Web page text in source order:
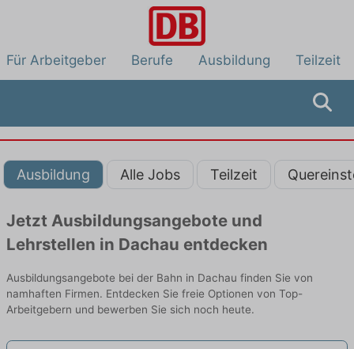
Für Arbeitgeber Berufe Ausbildung Teilzeit
Ausbildung Alle Jobs Teilzeit
Jetzt Ausbildungsangebote und
Lehrstellen in Dachau entdecken
Ausbildungsangebote bei der Bahn in Dachau finden Sie von
namhaften Firmen. Entdecken Sie freie Optionen von Top-
Arbeitgebern und bewerben Sie sich noch heute.